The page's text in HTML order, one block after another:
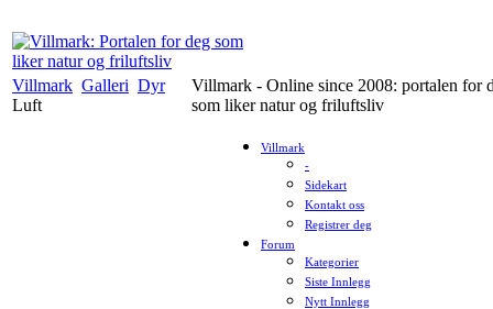
Villmark Galleri Dyr
Luft
Villmark - Online since 2008: portalen for
som liker natur og friluftsliv
Villmark
-
Sidekart
Kontakt oss
Registrer deg
Forum
Kategorier
Siste Innlegg
Nytt Innlegg